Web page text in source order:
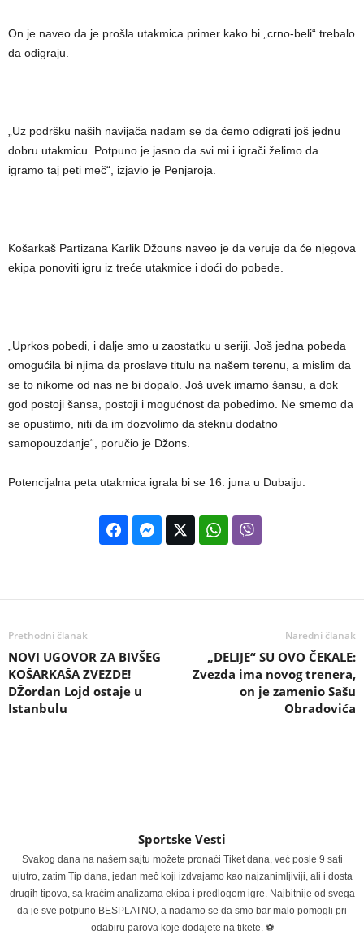
On je naveo da je prošla utakmica primer kako bi „crno-beli“ trebalo
da odigraju.
„Uz podršku naših navijača nadam se da ćemo odigrati još jednu
dobru utakmicu. Potpuno je jasno da svi mi i igrači želimo da
igramo taj peti meč“, izjavio je Penjaroja.
Košarkaš Partizana Karlik Džouns naveo je da veruje da će njegova
ekipa ponoviti igru iz treće utakmice i doći do pobede.
„Uprkos pobedi, i dalje smo u zaostatku u seriji. Još jedna pobeda
omogućila bi njima da proslave titulu na našem terenu, a mislim da
se to nikome od nas ne bi dopalo. Još uvek imamo šansu, a dok
god postoji šansa, postoji i mogućnost da pobedimo. Ne smemo da
se opustimo, niti da im dozvolimo da steknu dodatno
samopouzdanje“, poručio je Džons.
Potencijalna peta utakmica igrala bi se 16. juna u Dubaiju.
Prethodni članak
NOVI UGOVOR ZA BIVŠEG
KOŠARKAŠA ZVEZDE!
DŽordan Lojd ostaje u
Istanbulu
Naredni članak
„DELIJE“ SU OVO ČEKALE:
Zvezda ima novog trenera,
on je zamenio Sašu
Obradovića
Sportske Vesti
Svakog dana na našem sajtu možete pronaći Tiket dana, već posle 9 sati
ujutro, zatim Tip dana, jedan meč koji izdvajamo kao najzanimljiviji, ali i dosta
drugih tipova, sa kraćim analizama ekipa i predlogom igre. Najbitnije od svega
da je sve potpuno BESPLATNO, a nadamo se da smo bar malo pomogli pri
odabiru parova koje dodajete na tikete. ⚽